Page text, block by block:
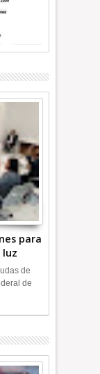
para
luz
de
de